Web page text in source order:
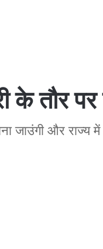
के तौर
जाउंगी और राज्य में